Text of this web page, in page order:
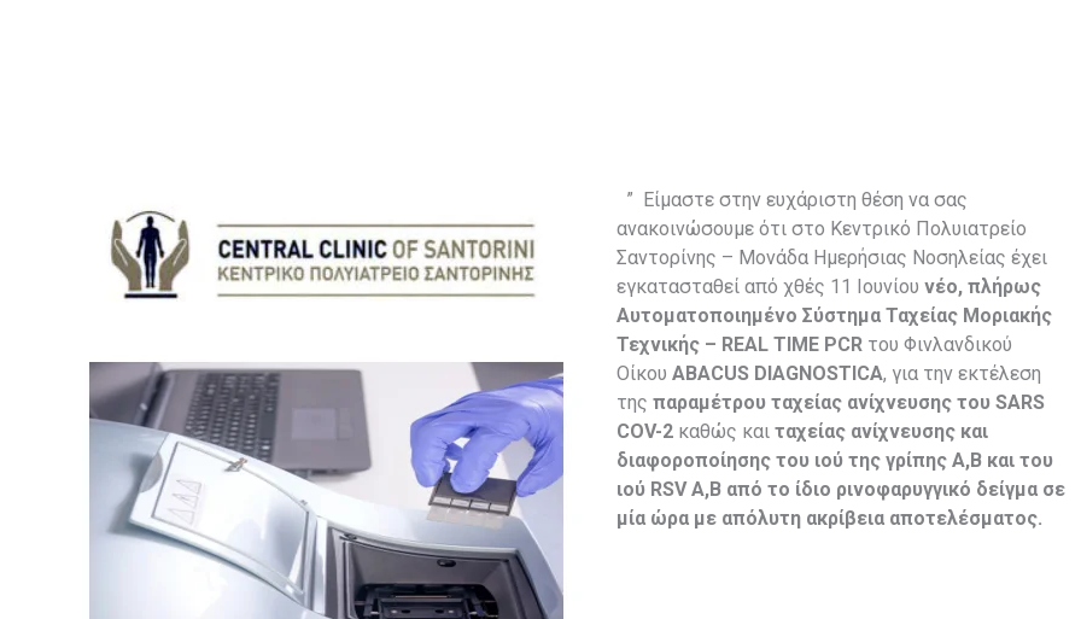
” Είμαστε στην ευχάριστη θέση να σας
ανακοινώσουμε ότι στο Κεντρικό Πολυιατρείο
Σαντορίνης – Μονάδα Ημερήσιας Νοσηλείας έχει
εγκατασταθεί από χθές 11 Ιουνίου νέο, πλήρως
Αυτοματοποιημένο Σύστημα Ταχείας Μοριακής
Τεχνικής – REAL TIME PCR του Φινλανδικού
Οίκου ABACUS DIAGNOSTICA, για την εκτέλεση
της παραμέτρου ταχείας ανίχνευσης του SARS
COV-2 καθώς και ταχείας ανίχνευσης και
διαφοροποίησης του ιού της γρίπης Α,Β και του
ιού RSV Α,Β από το ίδιο ρινοφαρυγγικό δείγμα σε
μία ώρα με απόλυτη ακρίβεια αποτελέσματος.